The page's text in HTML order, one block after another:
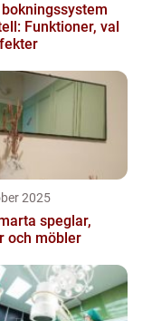
Funktioner, val
2025
speglar,
och möbler